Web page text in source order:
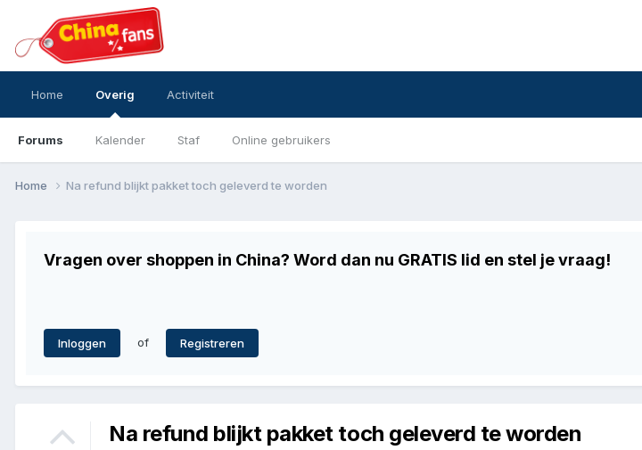
Home Overig
Forums Kalender Staf Online gebruikers
Activiteit
Home Na refund blijkt pakket toch geleverd te worden
Vragen over shoppen in China? Word dan nu GRATIS lid en stel je vraag!
Inloggen of Registreren
Na refund blijkt pakket toch geleverd te worden